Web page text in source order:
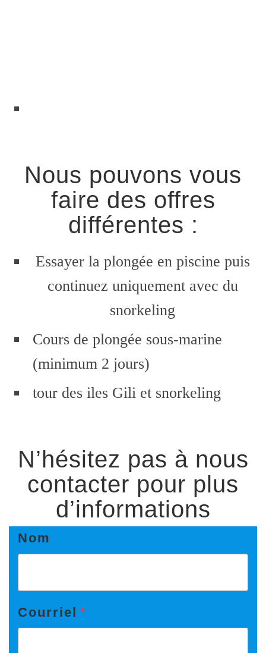
Nous pouvons vous
faire des offres
différentes :
Essayer la plongée en piscine puis
continuez uniquement avec du
snorkeling
Cours de plongée sous-marine
(minimum 2 jours)
tour des iles Gili et snorkeling
N’hésitez pas à nous
contacter pour plus
d’informations
Nom
Courriel *